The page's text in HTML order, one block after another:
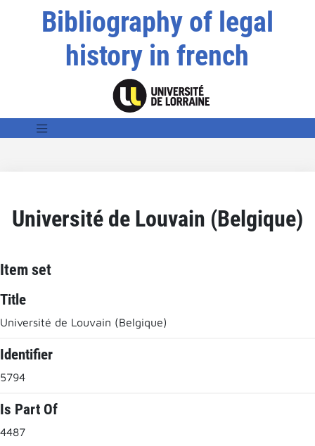
Bibliography of legal
history in french
Université de Louvain (Belgique)
Item set
Title
Université de Louvain (Belgique)
Identifier
5794
Is Part Of
4487